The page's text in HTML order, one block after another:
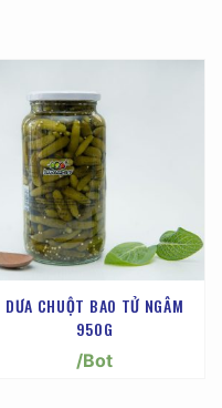
DƯA CHUỘT BAO TỬ NGÂM
950G
/Bot